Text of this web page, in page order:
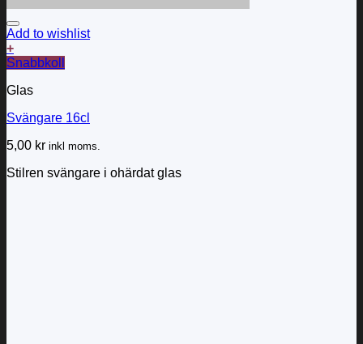
Add to wishlist
+
Snabbkoll
Glas
Svängare 16cl
5,00 kr inkl moms.
Stilren svängare i ohärdat glas